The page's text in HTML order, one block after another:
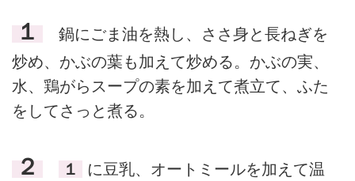
１
鍋にごま油を熱し、ささ身と長ねぎを
炒め、かぶの葉も加えて炒める。かぶの実、
水、鶏がらスープの素を加えて煮立て、ふた
をしてさっと煮る。
２ １
に豆乳、オートミールを加えて温